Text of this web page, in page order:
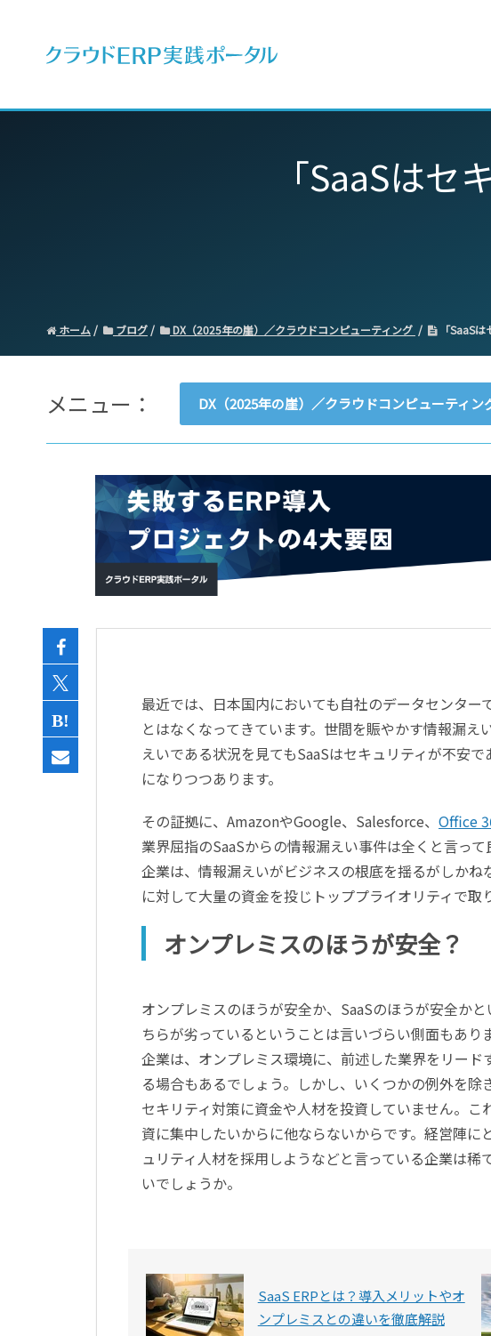
「SaaSは
ホーム ブログ DX（2025年の崖）／クラウドコンピューティング 「SaaSは
メニュー： DX（2025年の崖）／クラウドコンピューティン
会計
経営／業績管理
サプライチェーン／生産管理
CRM／営業支援／Eコマース
データ分析／BI
最近では、日本国内においても自社のデータセンタ
とはなくなってきています。世間を賑やかす情報漏
えいである状況を見てもSaaSはセキュリティが不安
になりつつあります。
その証拠に、AmazonやGoogle、Salesforce、 Office
業界屈指のSaaSからの情報漏えい事件は全くと言っ
企業は、情報漏えいがビジネスの根底を揺るがしか
に対して大量の資金を投じトッププライオリティで取
オンプレミスのほうが安全？
オンプレミスのほうが安全か、SaaSのほうが安全か
ちらが劣っているということは言いづらい側面もあ
企業は、オンプレミス環境に、前述した業界をリー
る場合もあるでしょう。しかし、いくつかの例外を
セキリティ対策に資金や人材を投資していません。
資に集中したいからに他ならないからです。経営陣
ュリティ人材を採用しようなどと言っている企業は
いでしょうか。
SaaS ERPとは？導入メリットやオ
ンプレミスとの違いを徹底解説